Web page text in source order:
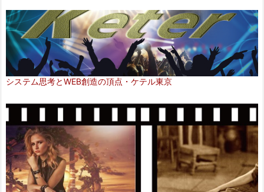
システム思考とWEB創造の頂点・ケテル東京